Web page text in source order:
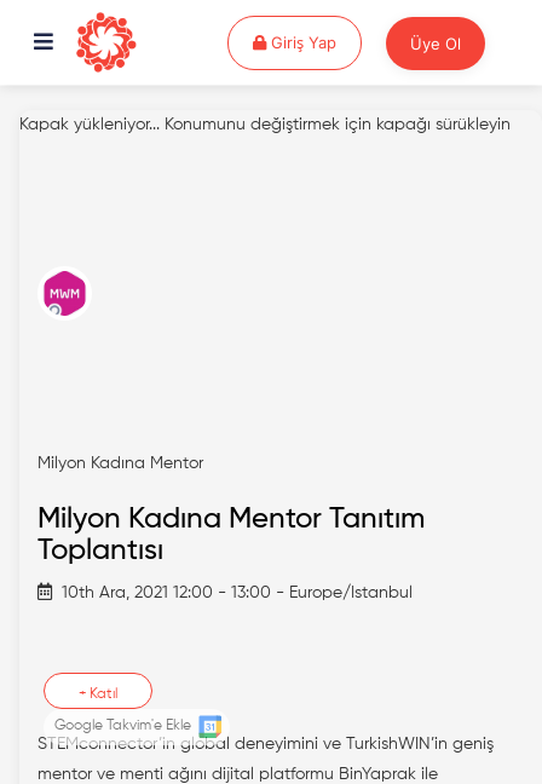
Giriş YapGiriş Yap Üye Ol
Kapak yükleniyor... Konumunu değiştirmek için kapağı sürükleyin
Milyon Kadına Mentor
Milyon Kadına Mentor Tanıtım
Toplantısı
10th Ara, 2021 12:00 - 13:00 - Europe/Istanbul
+ Katıl
Google Takvim'e Ekle
STEMconnector’in global deneyimini ve TurkishWIN’in geniş
mentor ve menti ağını dijital platformu BinYaprak ile